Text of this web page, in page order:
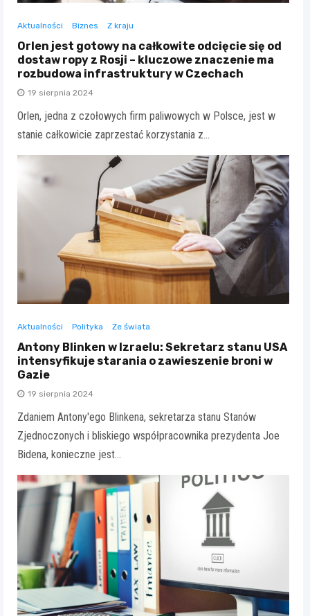
Aktualności Biznes Z kraju
Orlen jest gotowy na całkowite odcięcie się od
dostaw ropy z Rosji – kluczowe znaczenie ma
rozbudowa infrastruktury w Czechach
19 sierpnia 2024
Orlen, jedna z czołowych firm paliwowych w Polsce, jest w
stanie całkowicie zaprzestać korzystania z…
Aktualności Polityka Ze świata
Antony Blinken w Izraelu: Sekretarz stanu USA
intensyfikuje starania o zawieszenie broni w
Gazie
19 sierpnia 2024
Zdaniem Antony'ego Blinkena, sekretarza stanu Stanów
Zjednoczonych i bliskiego współpracownika prezydenta Joe
Bidena, konieczne jest…